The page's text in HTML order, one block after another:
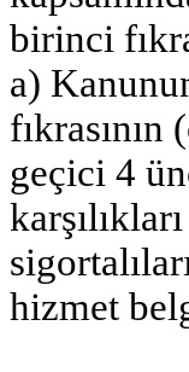
birinci
a)
geçici 4
hizmet